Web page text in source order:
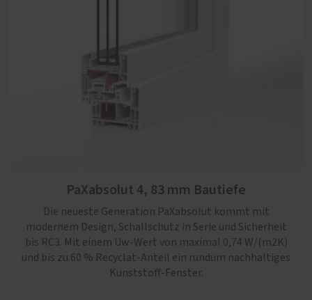
PaXabsolut 4, 83 mm Bautiefe
Die neueste Generation PaXabsolut kommt mit
modernem Design, Schallschutz in Serie und Sicherheit
bis RC3. Mit einem Uw-Wert von maximal 0,74 W/(m2K)
und bis zu 60 % Recyclat-Anteil ein rundum nachhaltiges
Kunststoff-Fenster.
bis RC3. Mit einem Uw-Wert von maximal 0,74 W/(m2K)
Kunststoff-Fenster.